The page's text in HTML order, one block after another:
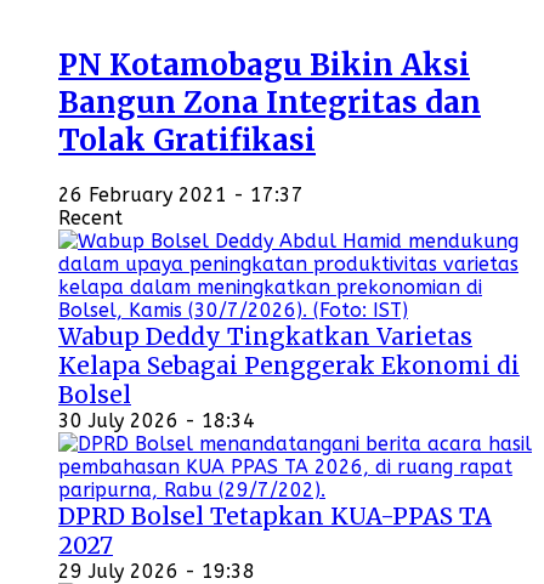
PN Kotamobagu Bikin Aksi
Bangun Zona Integritas dan
Tolak Gratifikasi
26 February 2021 - 17:37
Recent
Wabup Deddy Tingkatkan Varietas
Kelapa Sebagai Penggerak Ekonomi di
Bolsel
30 July 2026 - 18:34
DPRD Bolsel Tetapkan KUA-PPAS TA
2027
29 July 2026 - 19:38